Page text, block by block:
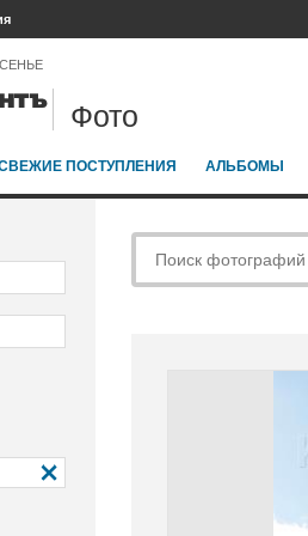
Фото
ПОСТУПЛЕНИЯ АЛЬБОМЫ